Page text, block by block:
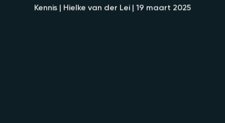
Kennis | Hielke van der Lei | 19 maart 2025